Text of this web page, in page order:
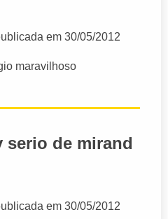
em 30/05/2012
maravilhoso
serio de mirand
em 30/05/2012